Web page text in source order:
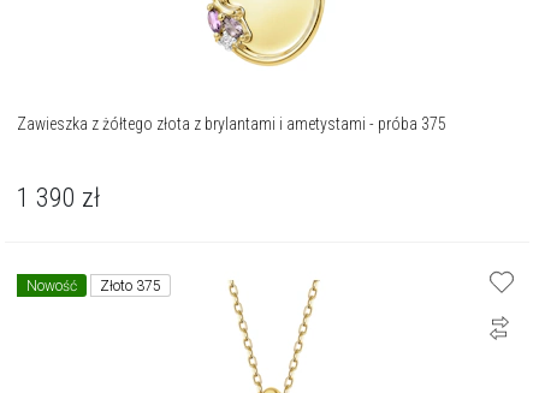
Zawieszka z żółtego złota z brylantami i ametystami - próba 375
1 390 zł
Nowość Złoto 375